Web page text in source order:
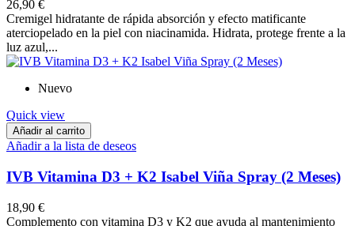
26,90 €
Cremigel hidratante de rápida absorción y efecto matificante
aterciopelado en la piel con niacinamida. Hidrata, protege frente a la
luz azul,...
Nuevo
Quick view
Añadir al carrito
Añadir a la lista de deseos
IVB Vitamina D3 + K2 Isabel Viña Spray (2 Meses)
18,90 €
Complemento con vitamina D3 y K2 que ayuda al mantenimiento